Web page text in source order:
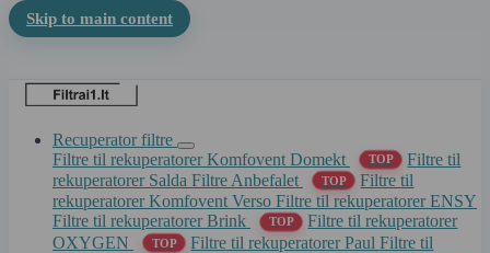
Skip to main content
Recuperator filtre
Filtre til rekuperatorer Komfovent Domekt
TOP
Filtre til
rekuperatorer Salda Filtre Anbefalet TOP
Filtre til
rekuperatorer Komfovent Verso Filtre til rekuperatorer ENSY
Filtre til rekuperatorer Brink
TOP
Filtre til rekuperatorer
OXYGEN
TOP Filtre til rekuperatorer PaulFiltre til